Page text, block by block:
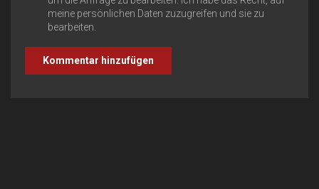
meine persönlichen Daten zuzugreifen und sie zu
bearbeiten.